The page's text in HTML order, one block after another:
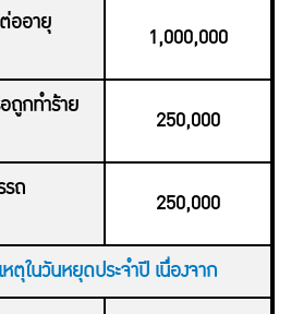
ต่ออายุ
1,000,000
ถูกทำร้าย
250,000
รถ
250,000
ตุในวันหยุดประจำปี เนื่องจาก